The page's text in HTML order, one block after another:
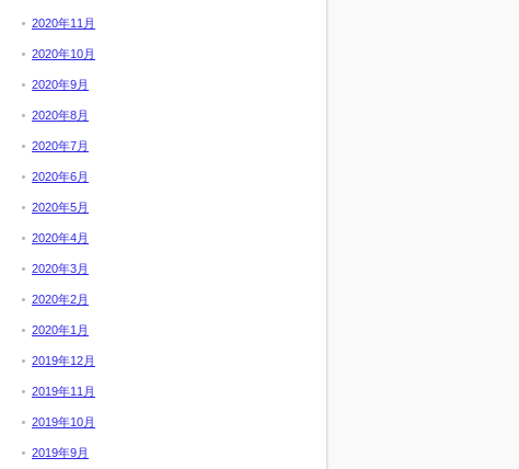
2020年11月
2020年10月
2020年9月
2020年8月
2020年7月
2020年6月
2020年5月
2020年4月
2020年3月
2020年2月
2020年1月
2019年12月
2019年11月
2019年10月
2019年9月